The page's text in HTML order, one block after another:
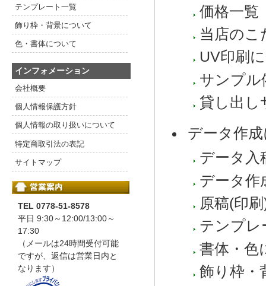
価格一覧
当店のこ
UV印刷
サンプル
貸し出し
データ作
データ入
データ作
原稿(印
テンプレ
書体・色
飾り枠・
テンプレート一覧
飾り枠・背景について
色・書体について
インフォメーション
会社概要
個人情報保護方針
個人情報の取り扱いについて
特定商取引法の表記
サイトマップ
TEL 0778-51-8578
平日 9:30～12:00/13:00～
17:30
（メールは24時間受付可能
ですが、返信は営業日内と
なります）